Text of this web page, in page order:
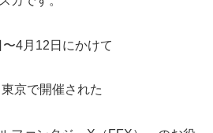
4月12日にかけて
京で開催された